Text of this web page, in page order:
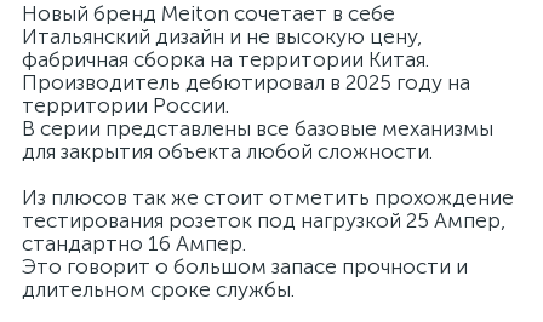
Новый бренд Meiton сочетает в себе
Итальянский дизайн и не высокую цену,
фабричная сборка на территории Китая.
Производитель дебютировал в 2025 году на
территории России.
В серии представлены все базовые механизмы
для закрытия объекта любой сложности.
Из плюсов так же стоит отметить прохождение
тестирования розеток под нагрузкой 25 Ампер,
стандартно 16 Ампер.
Это говорит о большом запасе прочности и
длительном сроке службы.